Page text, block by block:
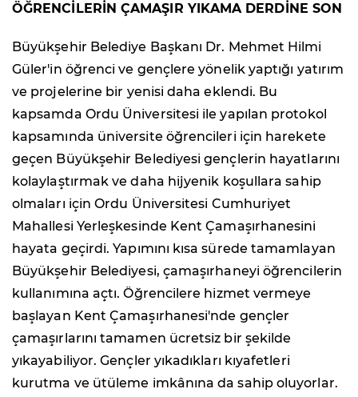
ÖĞRENCİLERİN ÇAMAŞIR YIKAMA DERDİNE SON
Büyükşehir Belediye Başkanı Dr. Mehmet Hilmi
Güler'in öğrenci ve gençlere yönelik yaptığı yatırım
ve projelerine bir yenisi daha eklendi. Bu
kapsamda Ordu Üniversitesi ile yapılan protokol
kapsamında üniversite öğrencileri için harekete
geçen Büyükşehir Belediyesi gençlerin hayatlarını
kolaylaştırmak ve daha hijyenik koşullara sahip
olmaları için Ordu Üniversitesi Cumhuriyet
Mahallesi Yerleşkesinde Kent Çamaşırhanesini
hayata geçirdi. Yapımını kısa sürede tamamlayan
Büyükşehir Belediyesi, çamaşırhaneyi öğrencilerin
kullanımına açtı. Öğrencilere hizmet vermeye
başlayan Kent Çamaşırhanesi'nde gençler
çamaşırlarını tamamen ücretsiz bir şekilde
yıkayabiliyor. Gençler yıkadıkları kıyafetleri
kurutma ve ütüleme imkânına da sahip oluyorlar.